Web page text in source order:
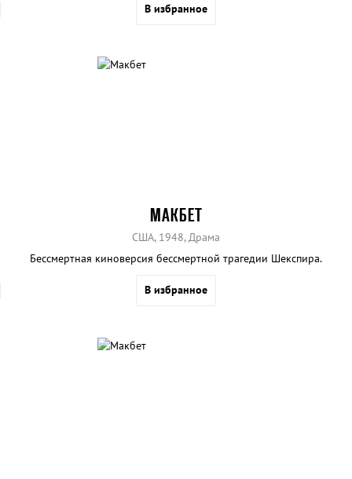
В избранное
МАКБЕТ
США, 1948, Драма
Бессмертная киноверсия бессмертной трагедии Шекспира.
В избранное